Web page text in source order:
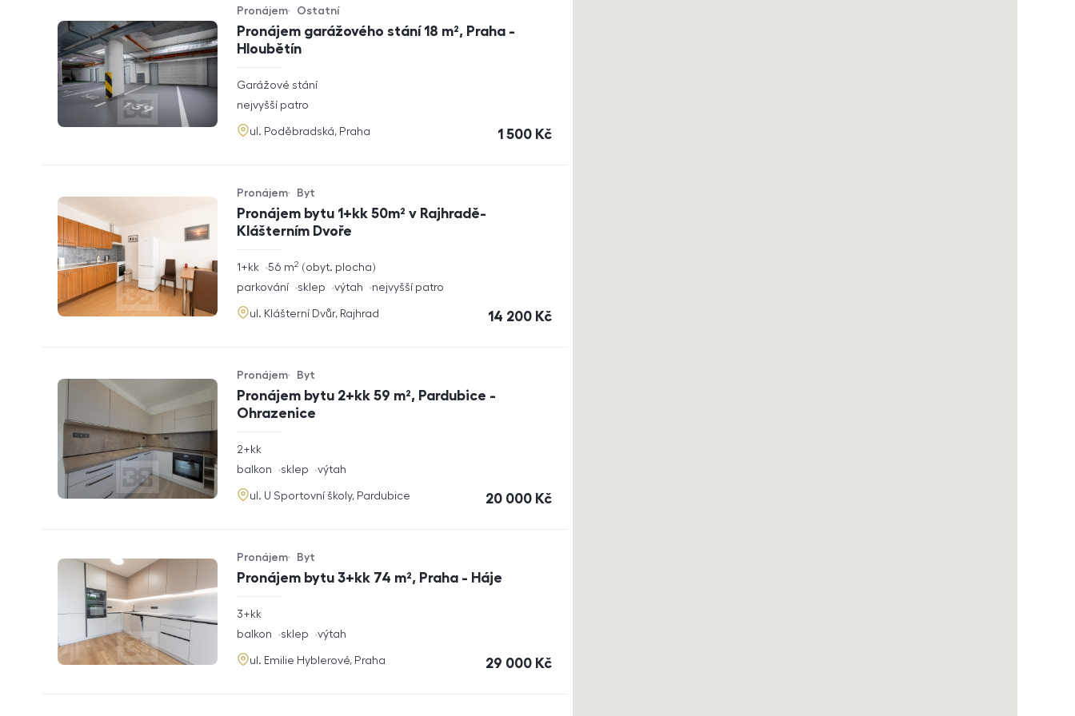
Pronájem garážového stání 18 m², Praha -
Hloubětín
Typ nabídky
Pronájem
Typ nemovitosti
Ostatní
rozměry
Garážové stání
funkce
nejvyšší patro
adresa
ul. Poděbradská, Praha cena
1 500 Kč
Pronájem bytu 1+kk 50m² v Rajhradě-
Klášterním Dvoře
Typ nabídky
Pronájem
Typ nemovitosti
Byt
rozměry
1+kk obyt. plocha
56 m2
funkce
parkování sklep výtah nejvyšší patro
adresa
ul. Klášterní Dvůr, Rajhrad cena
14 200 Kč
Pronájem bytu 2+kk 59 m², Pardubice -
Ohrazenice
Typ nabídky
Pronájem
Typ nemovitosti
Byt
rozměry
2+kk
funkce
balkon sklep výtah
adresa
ul. U Sportovní školy, Pardubice cena
20 000 Kč
Pronájem bytu 3+kk 74 m², Praha - Háje
Typ nabídky
Pronájem
Typ nemovitosti
Byt
rozměry
3+kk
funkce
balkon sklep výtah
adresa
ul. Emilie Hyblerové, Praha cena
29 000 Kč